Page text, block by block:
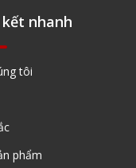
kết nhanh
tôi
phẩm